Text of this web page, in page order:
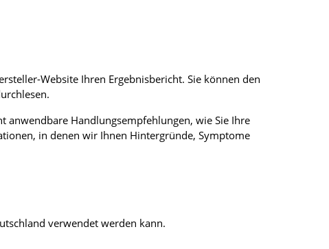
Website Ihren Ergebnisbericht. Sie können den
anwendbare Handlungsempfehlungen, wie Sie Ihre
in denen wir Ihnen Hintergründe, Symptome
verwendet werden kann.